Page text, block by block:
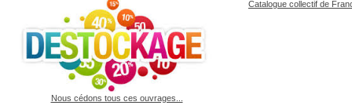
Catalogue collectif de
Nous cédons tous ces ouvrages...